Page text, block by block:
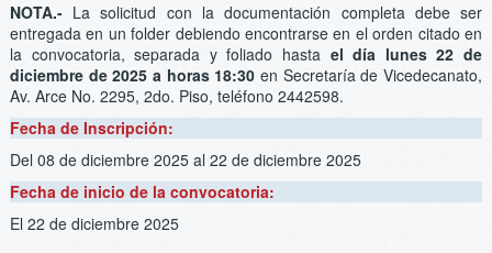
NOTA.- La solicitud con la documentación completa debe ser
entregada en un folder debiendo encontrarse en el orden citado en
la convocatoria, separada y foliado hasta el día lunes 22 de
diciembre de 2025 a horas 18:30en Secretaría de Vicedecanato,
Av. Arce No. 2295, 2do. Piso, teléfono 2442598.
Fecha de Inscripción:
Del 08 de diciembre 2025 al 22 de diciembre 2025
Fecha de inicio de la convocatoria:
El 22 de diciembre 2025